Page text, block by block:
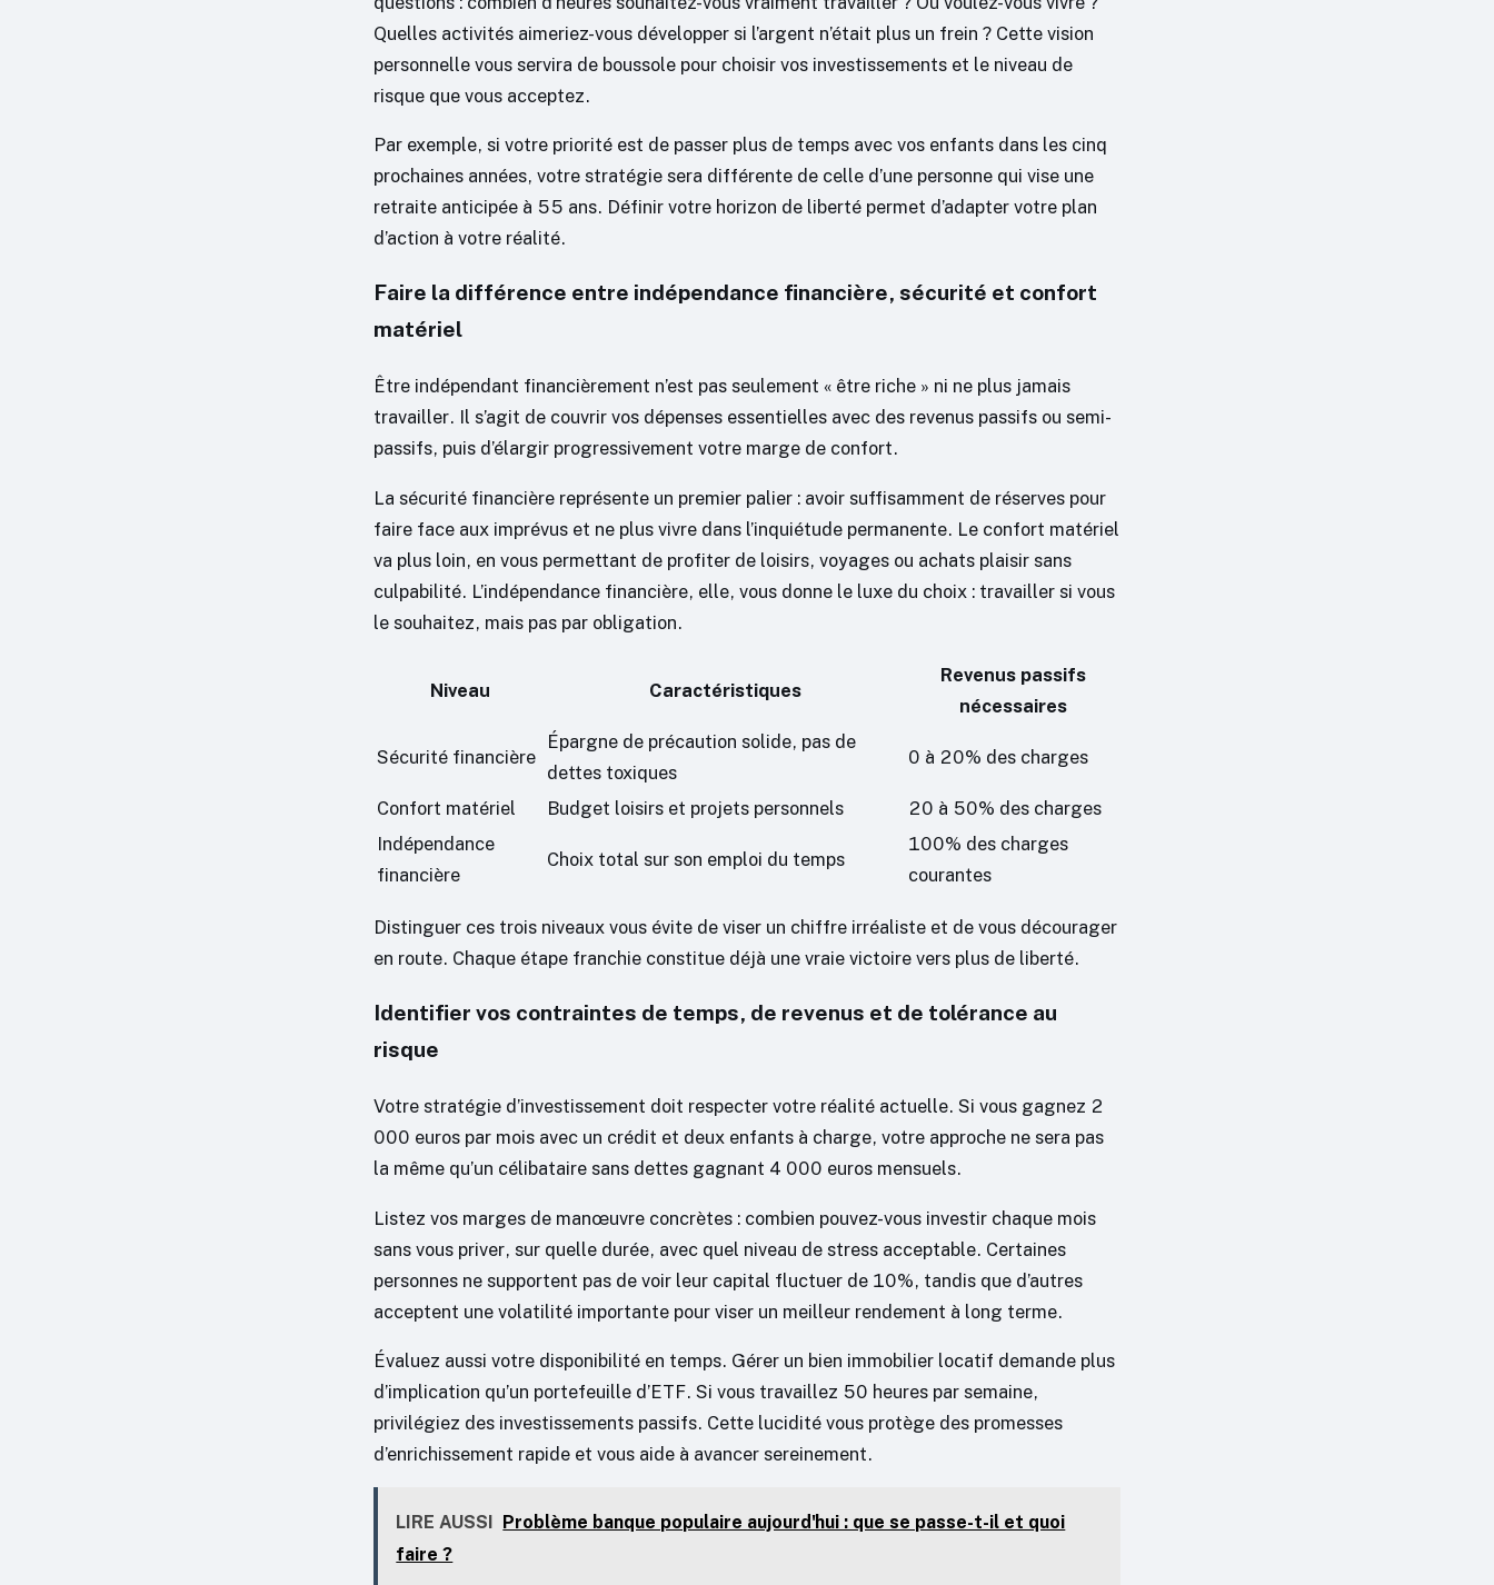
Quelles activités aimeriez-vous développer si l’argent n’était plus un frein ? Cette vision
personnelle vous servira de boussole pour choisir vos investissements et le niveau de
risque que vous acceptez.
Par exemple, si votre priorité est de passer plus de temps avec vos enfants dans les cinq
prochaines années, votre stratégie sera différente de celle d’une personne qui vise une
retraite anticipée à 55 ans. Définir votre horizon de liberté permet d’adapter votre plan
d’action à votre réalité.
Faire la différence entre indépendance financière, sécurité et confort
matériel
Être indépendant financièrement n’est pas seulement « être riche » ni ne plus jamais
travailler. Il s’agit de couvrir vos dépenses essentielles avec des revenus passifs ou semi-
passifs, puis d’élargir progressivement votre marge de confort.
La sécurité financière représente un premier palier : avoir suffisamment de réserves pour
faire face aux imprévus et ne plus vivre dans l’inquiétude permanente. Le confort matériel
va plus loin, en vous permettant de profiter de loisirs, voyages ou achats plaisir sans
culpabilité. L’indépendance financière, elle, vous donne le luxe du choix : travailler si vous
le souhaitez, mais pas par obligation.
Niveau Caractéristiques
Revenus passifs
nécessaires
Sécurité financière
Épargne de précaution solide, pas de
dettes toxiques
0 à 20% des charges
Confort matériel Budget loisirs et projets personnels
20 à 50% des charges
Indépendance
financière
Choix total sur son emploi du temps
100% des charges
courantes
Distinguer ces trois niveaux vous évite de viser un chiffre irréaliste et de vous décourager
en route. Chaque étape franchie constitue déjà une vraie victoire vers plus de liberté.
Identifier vos contraintes de temps, de revenus et de tolérance au
risque
Votre stratégie d’investissement doit respecter votre réalité actuelle. Si vous gagnez 2
000 euros par mois avec un crédit et deux enfants à charge, votre approche ne sera pas
la même qu’un célibataire sans dettes gagnant 4 000 euros mensuels.
Listez vos marges de manœuvre concrètes : combien pouvez-vous investir chaque mois
sans vous priver, sur quelle durée, avec quel niveau de stress acceptable. Certaines
personnes ne supportent pas de voir leur capital fluctuer de 10%, tandis que d’autres
acceptent une volatilité importante pour viser un meilleur rendement à long terme.
Évaluez aussi votre disponibilité en temps. Gérer un bien immobilier locatif demande plus
d’implication qu’un portefeuille d’ETF. Si vous travaillez 50 heures par semaine,
privilégiez des investissements passifs. Cette lucidité vous protège des promesses
d’enrichissement rapide et vous aide à avancer sereinement.
LIRE AUSSI Problème banque populaire aujourd'hui : que se passe-t-il et quoi
faire ?